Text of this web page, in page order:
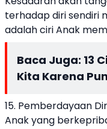
terhadap diri sendiri
adalah ciri Anak
Baca Juga: 13
Kita Karena
15. Pemberdayaan
Anak yang